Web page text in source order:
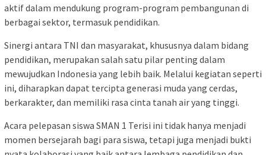
aktif dalam mendukung program-program pembangunan di
berbagai sektor, termasuk pendidikan.
Sinergi antara TNI dan masyarakat, khususnya dalam bidang
pendidikan, merupakan salah satu pilar penting dalam
mewujudkan Indonesia yang lebih baik. Melalui kegiatan seperti
ini, diharapkan dapat tercipta generasi muda yang cerdas,
berkarakter, dan memiliki rasa cinta tanah air yang tinggi.
Acara pelepasan siswa SMAN 1 Terisi ini tidak hanya menjadi
momen bersejarah bagi para siswa, tetapi juga menjadi bukti